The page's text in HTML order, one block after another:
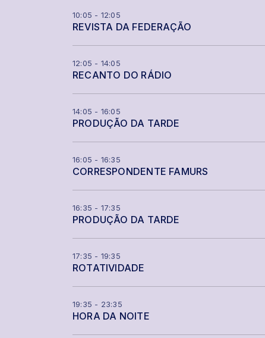
10:05 - 12:05
REVISTA DA FEDERAÇÃO
12:05 - 14:05
RECANTO DO RÁDIO
14:05 - 16:05
PRODUÇÃO DA TARDE
16:05 - 16:35
CORRESPONDENTE FAMURS
16:35 - 17:35
PRODUÇÃO DA TARDE
17:35 - 19:35
ROTATIVIDADE
19:35 - 23:35
HORA DA NOITE